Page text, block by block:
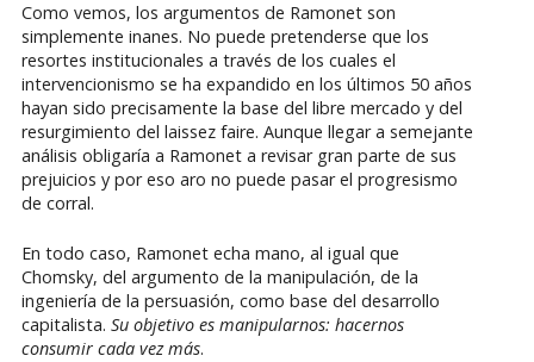
Como vemos, los argumentos de Ramonet son
simplemente inanes. No puede pretenderse que los
resortes institucionales a través de los cuales el
intervencionismo se ha expandido en los últimos 50 años
hayan sido precisamente la base del libre mercado y del
resurgimiento del laissez faire. Aunque llegar a semejante
análisis obligaría a Ramonet a revisar gran parte de sus
prejuicios y por eso aro no puede pasar el progresismo
de corral.
En todo caso, Ramonet echa mano, al igual que
Chomsky, del argumento de la manipulación, de la
ingeniería de la persuasión, como base del desarrollo
capitalista. Su objetivo es manipularnos: hacernos
consumir cada vez más.